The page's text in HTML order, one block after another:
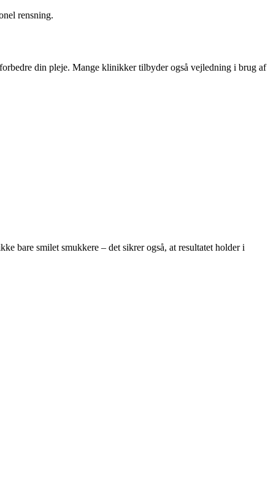
rensning.
din pleje. Mange klinikker tilbyder også vejledning i brug af
bare smilet smukkere – det sikrer også, at resultatet holder i